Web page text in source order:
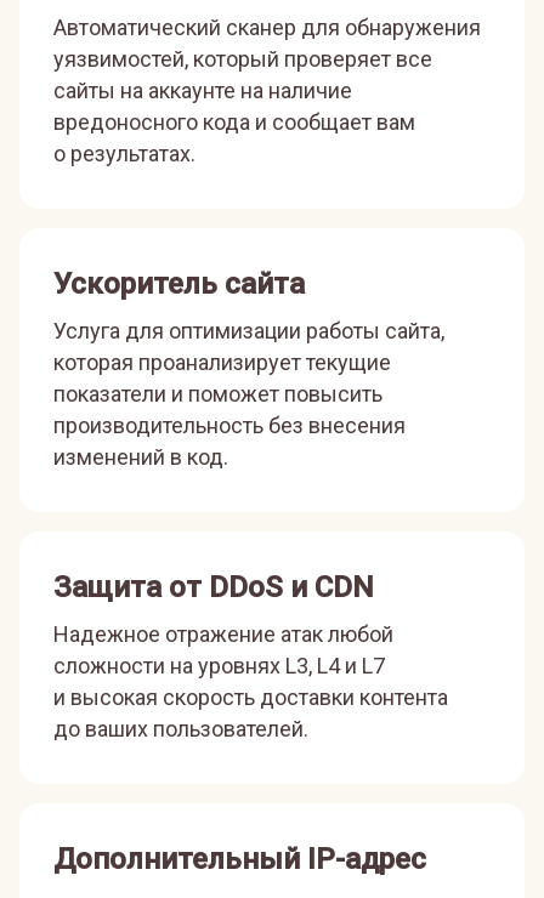
Автоматический сканер для обнаружения
уязвимостей, который проверяет все
сайты на аккаунте на наличие
вредоносного кода и сообщает вам
о результатах.
Ускоритель сайта
Услуга для оптимизации работы сайта,
которая проанализирует текущие
показатели и поможет повысить
производительность без внесения
изменений в код.
Защита от DDoS и CDN
Надежное отражение атак любой
сложности на уровнях L3, L4 и L7
и высокая скорость доставки контента
до ваших пользователей.
Дополнительный IP-адрес